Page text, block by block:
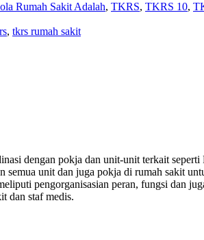
Rumah Sakit Adalah, TKRS, TKRS 10,
, tkrs rumah sakit
dengan pokja dan unit-unit terkait
unit dan juga pokja di rumah sakit
pengorganisasian peran, fungsi dan
dan staf medis.